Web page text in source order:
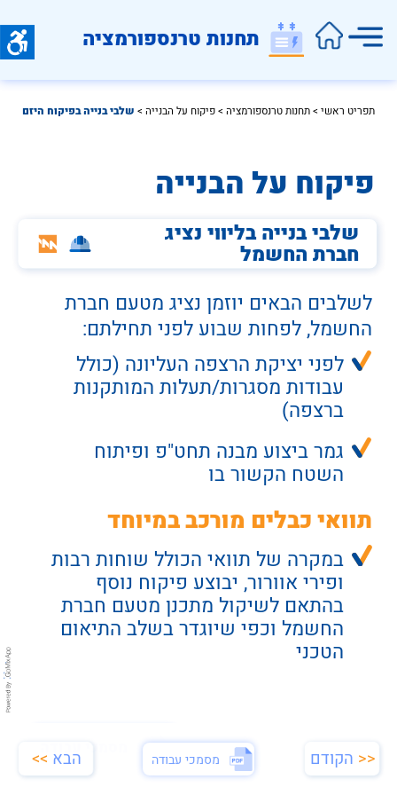
מסמכי עבודה
תחנות טרנספורמציה
פיקוח על הבנייה
עבודות מסגרות/תעלות המותקנות
ברצפה)
החשמל, לפחות שבוע לפני תחילתם:
גמר ביצוע מבנה תחט"פ ופיתוח
השטח הקשור בו
שלבי בנייה בליווי נציג
חברת החשמל
תוואי כבלים מורכב במיוחד
במקרה של תוואי הכולל שוחות רבות
בהתאם לשיקול מתכנן מטעם חברת
הטכני
תפריט ראשי > תחנות טרנספורמציה > פיקוח על הבנייה > שלבי בנייה בפיקוח היזם
<< הקודם הבא >>